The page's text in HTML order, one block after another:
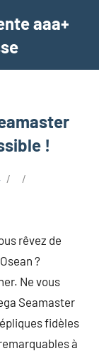
aaa+
!
rêvez de
?
Ne vous
Seamaster
fidèles
à